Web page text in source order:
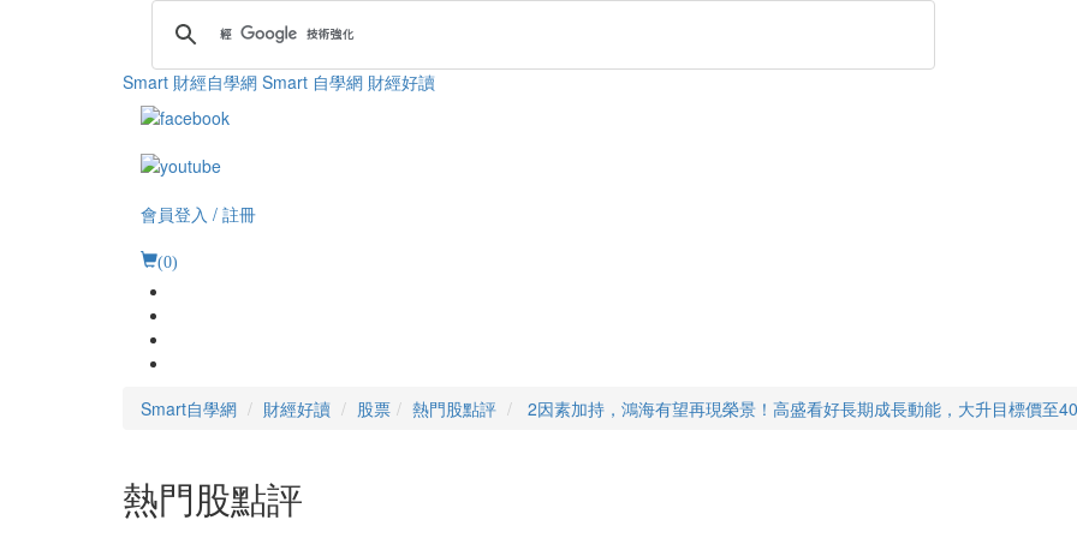
Smart 財經自學網 Smart 自學網 財經好讀
會員登入 / 註冊
(0)
Smart自學網 財經好讀 股票 熱門股點評 2因素加持，鴻海有望再現榮景！高盛看好長期成長動能，大升目標價至
熱門股點評